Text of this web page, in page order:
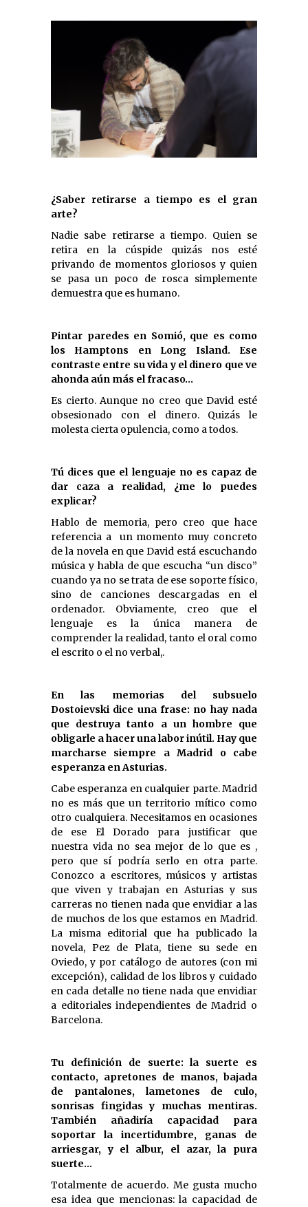
¿Saber retirarse a tiempo es el gran
arte?
Nadie sabe retirarse a tiempo. Quien se
retira en la cúspide quizás nos esté
privando de momentos gloriosos y quien
se pasa un poco de rosca simplemente
demuestra que es humano.
Pintar paredes en Somió, que es como
los Hamptons en Long Island. Ese
contraste entre su vida y el dinero que ve
ahonda aún más el fracaso…
Es cierto. Aunque no creo que David esté
obsesionado con el dinero. Quizás le
molesta cierta opulencia, como a todos.
Tú dices que el lenguaje no es capaz de
dar caza a realidad, ¿me lo puedes
explicar?
Hablo de memoria, pero creo que hace
referencia a un momento muy concreto
de la novela en que David está escuchando
música y habla de que escucha “un disco”
cuando ya no se trata de ese soporte físico,
sino de canciones descargadas en el
ordenador. Obviamente, creo que el
lenguaje es la única manera de
comprender la realidad, tanto el oral como
el escrito o el no verbal,.
En las memorias del subsuelo
Dostoievski dice una frase: no hay nada
que destruya tanto a un hombre que
obligarle a hacer una labor inútil. Hay que
marcharse siempre a Madrid o cabe
esperanza en Asturias.
Cabe esperanza en cualquier parte. Madrid
no es más que un territorio mítico como
otro cualquiera. Necesitamos en ocasiones
de ese El Dorado para justificar que
nuestra vida no sea mejor de lo que es ,
pero que sí podría serlo en otra parte.
Conozco a escritores, músicos y artistas
que viven y trabajan en Asturias y sus
carreras no tienen nada que envidiar a las
de muchos de los que estamos en Madrid.
La misma editorial que ha publicado la
novela, Pez de Plata, tiene su sede en
Oviedo, y por catálogo de autores (con mi
excepción), calidad de los libros y cuidado
en cada detalle no tiene nada que envidiar
a editoriales independientes de Madrid o
Barcelona.
Tu definición de suerte: la suerte es
contacto, apretones de manos, bajada
de pantalones, lametones de culo,
sonrisas fingidas y muchas mentiras.
También añadiría capacidad para
soportar la incertidumbre, ganas de
arriesgar, y el albur, el azar, la pura
suerte…
Totalmente de acuerdo. Me gusta mucho
esa idea que mencionas: la capacidad de